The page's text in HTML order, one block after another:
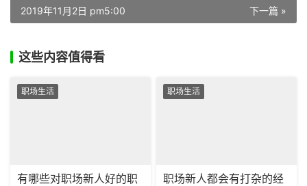
下一篇 »
2019年11月2日 pm5:00
这些内容值得看
职场生活
有哪些对职场新人好的职
职场生活
职场新人都会有打杂的经